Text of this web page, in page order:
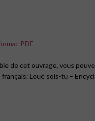
PDF
de cet ouvrage, vous
Loué sois-tu –